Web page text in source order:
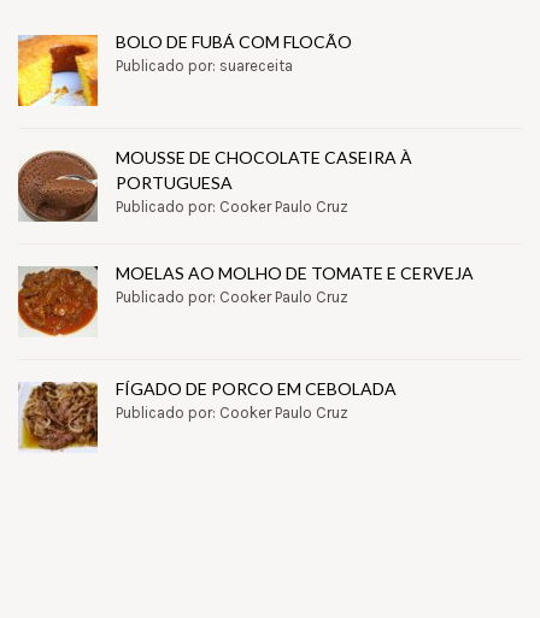
BOLO DE FUBÁ COM FLOCÃO
Publicado por: suareceita
MOUSSE DE CHOCOLATE CASEIRA À
PORTUGUESA
Publicado por: Cooker Paulo Cruz
MOELAS AO MOLHO DE TOMATE E CERVEJA
Publicado por: Cooker Paulo Cruz
FÍGADO DE PORCO EM CEBOLADA
Publicado por: Cooker Paulo Cruz